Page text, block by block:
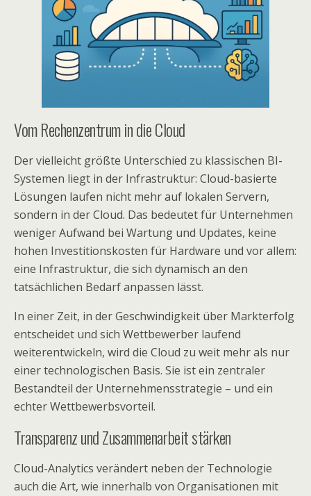
Vom Rechenzentrum in die Cloud
Der vielleicht größte Unterschied zu klassischen BI-
Systemen liegt in der Infrastruktur: Cloud-basierte
Lösungen laufen nicht mehr auf lokalen Servern,
sondern in der Cloud. Das bedeutet für Unternehmen
weniger Aufwand bei Wartung und Updates, keine
hohen Investitionskosten für Hardware und vor allem:
eine Infrastruktur, die sich dynamisch an den
tatsächlichen Bedarf anpassen lässt.
In einer Zeit, in der Geschwindigkeit über Markterfolg
entscheidet und sich Wettbewerber laufend
weiterentwickeln, wird die Cloud zu weit mehr als nur
einer technologischen Basis. Sie ist ein zentraler
Bestandteil der Unternehmensstrategie – und ein
echter Wettbewerbsvorteil.
Transparenz und Zusammenarbeit stärken
Cloud-Analytics verändert neben der Technologie
auch die Art, wie innerhalb von Organisationen mit